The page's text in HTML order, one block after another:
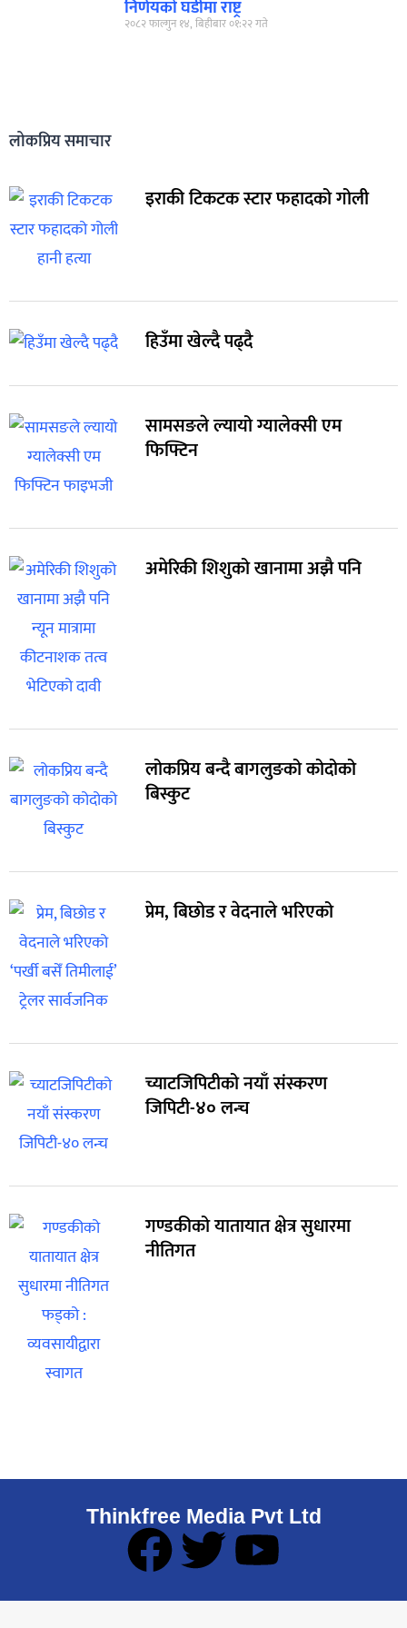
निर्णयको घडीमा राष्ट्र
२०८२ फाल्गुन १४, बिहीबार ०१:२२ गते
लोकप्रिय समाचार
इराकी टिकटक स्टार फहादको गोली
हिउँमा खेल्दै पढ्दै
सामसङले ल्यायो ग्यालेक्सी एम
फिफ्टिन
अमेरिकी शिशुको खानामा अझै पनि
लोकप्रिय बन्दै बागलुङको कोदोको
बिस्कुट
प्रेम, बिछोड र वेदनाले भरिएको
च्याटजिपिटीको नयाँ संस्करण
जिपिटी-४० लन्च
गण्डकीको यातायात क्षेत्र सुधारमा
नीतिगत
Thinkfree Media Pvt Ltd